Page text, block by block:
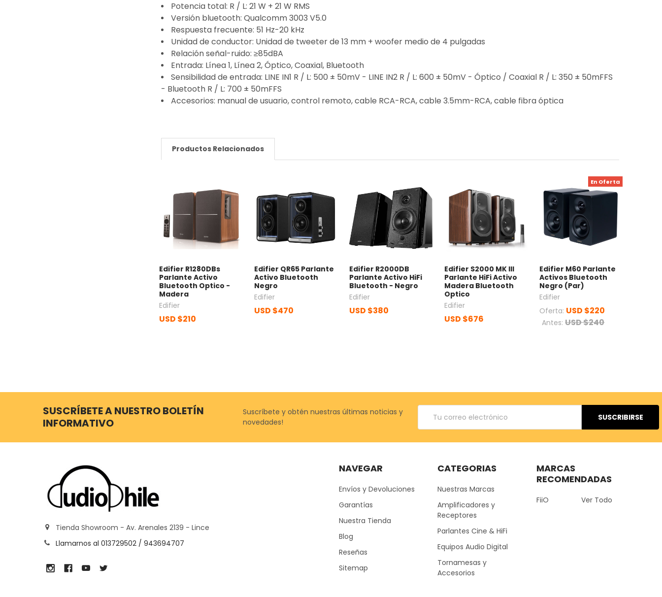
Potencia total: R / L: 21 W + 21 W RMS
Versión bluetooth: Qualcomm 3003 V5.0
Respuesta frecuente: 51 Hz-20 kHz
Unidad de conductor: Unidad de tweeter de 13 mm + woofer medio de 4 pulgadas
Relación señal-ruido: ≥85dBA
Entrada: Línea 1, Línea 2, Óptico, Coaxial, Bluetooth
Sensibilidad de entrada: LINE IN1 R / L: 500 ± 50mV - LINE IN2 R / L: 600 ± 50mV - Óptico / Coaxial R / L: 350 ± 50mFFS
- Bluetooth R / L: 700 ± 50mFFS
Accesorios: manual de usuario, control remoto, cable RCA-RCA, cable 3.5mm-RCA, cable fibra óptica
Productos Relacionados
Edifier R1280DBs
Parlante Activo
Bluetooth Optico -
Madera
Edifier
USD $210
Edifier QR65 Parlante
Activo Bluetooth
Negro
Edifier
USD $470
Edifier R2000DB
Parlante Activo HiFi
Bluetooth - Negro
Edifier
USD $380
Edifier S2000 MK III
Parlante HiFi Activo
Madera Bluetooth
Optico
Edifier
USD $676
En Oferta
Edifier M60 Parlante
Activos Bluetooth
Negro (Par)
Edifier
Oferta: USD $220
Antes: USD $240
SUSCRÍBETE A NUESTRO BOLETÍN
INFORMATIVO
Suscríbete y obtén nuestras últimas noticias y
novedades!
electrónico
Tienda Showroom - Av. Arenales 2139 - Lince
Llamarnos al 013729502 / 943694707
NAVEGAR
Envíos y Devoluciones
Garantías
Nuestra Tienda
Blog
Reseñas
Sitemap
CATEGORIAS
Nuestras Marcas
Amplificadores y
Receptores
Parlantes Cine & HiFi
Equipos Audio Digital
Tornamesas y
Accesorios
MARCAS
RECOMENDADAS
FiiO Ver Todo